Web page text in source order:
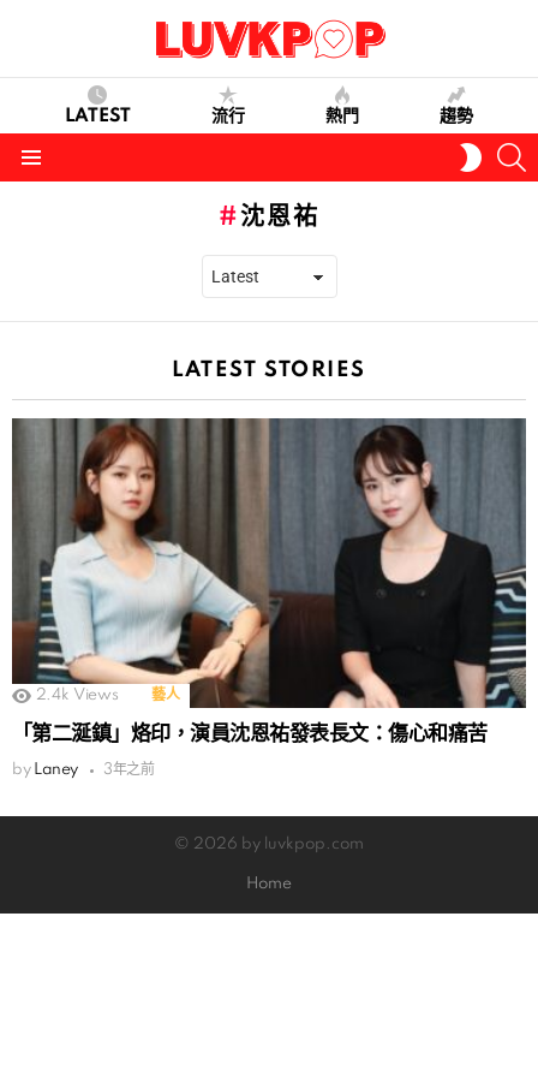
LATEST 流行 熱門 趨勢
SKIN
沈恩祐
LATEST STORIES
2.4k Views 藝人
「第二涎鎮」烙印，演員沈恩祐發表長文：傷心和痛苦
by Laney 3年之前
© 2026 by luvkpop.com
Home